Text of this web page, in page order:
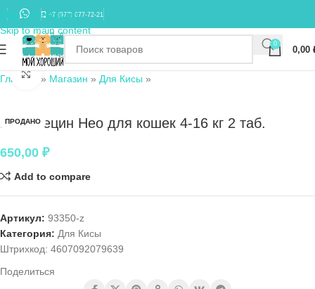
Skip to navigation
Skip to main content
+7 (977) 677-72-21
0
0,00
Главная » Магазин » Для Кисы »
ПРОДАНО
Нажмите, чтобы увеличить
Мильбецин Нео для кошек 4-16 кг 2 таб.
650,00 ₽
Add to compare
Артикул: 93350-z
Категория: Для Кисы
Штрихкод: 4607092079639
Поделиться